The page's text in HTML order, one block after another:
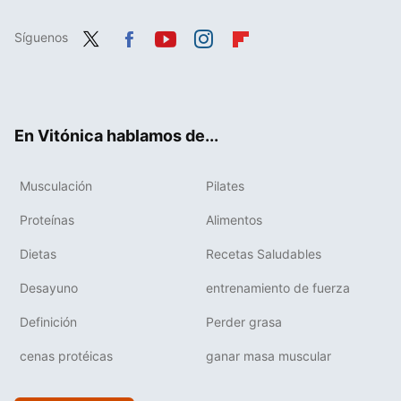
Síguenos
En Vitónica hablamos de...
Musculación Pilates
Proteínas Alimentos
Dietas Recetas Saludables
Desayuno entrenamiento de fuerza
Definición Perder grasa
cenas protéicas ganar masa muscular